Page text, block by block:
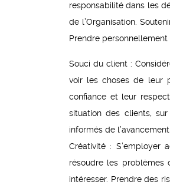
responsabilité dans les
de l’Organisation.
Prendre
Souci du client :
voir les choses de leur
confiance et leur
situation des clients,
informés de
Créativité : S’employer
résoudre les problèmes
intéresser. Prendre des